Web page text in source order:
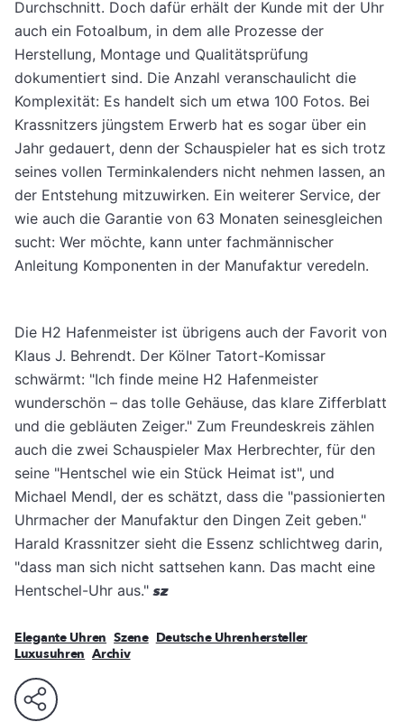
Durchschnitt. Doch dafür erhält der Kunde mit der Uhr
auch ein Fotoalbum, in dem alle Prozesse der
Herstellung, Montage und Qualitätsprüfung
dokumentiert sind. Die Anzahl veranschaulicht die
Komplexität: Es handelt sich um etwa 100 Fotos. Bei
Krassnitzers jüngstem Erwerb hat es sogar über ein
Jahr gedauert, denn der Schauspieler hat es sich trotz
seines vollen Terminkalenders nicht nehmen lassen, an
der Entstehung mitzuwirken. Ein weiterer Service, der
wie auch die Garantie von 63 Monaten seinesgleichen
sucht: Wer möchte, kann unter fachmännischer
Anleitung Komponenten in der Manufaktur veredeln.
Die H2 Hafenmeister ist übrigens auch der Favorit von
Klaus J. Behrendt. Der Kölner Tatort-Komissar
schwärmt: "Ich finde meine H2 Hafenmeister
wunderschön – das tolle Gehäuse, das klare Zifferblatt
und die gebläuten Zeiger." Zum Freundeskreis zählen
auch die zwei Schauspieler Max Herbrechter, für den
seine "Hentschel wie ein Stück Heimat ist", und
Michael Mendl, der es schätzt, dass die "passionierten
Uhrmacher der Manufaktur den Dingen Zeit geben."
Harald Krassnitzer sieht die Essenz schlichtweg darin,
"dass man sich nicht sattsehen kann. Das macht eine
Hentschel-Uhr aus."sz
Elegante Uhren Szene Deutsche Uhrenhersteller
Luxusuhren Archiv